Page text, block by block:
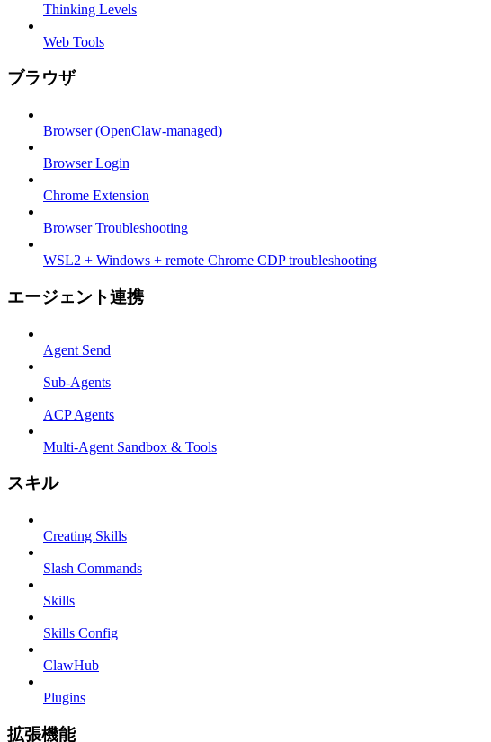
Thinking Levels
Web Tools
ブラウザ
Browser (OpenClaw-managed)
Browser Login
Chrome Extension
Browser Troubleshooting
WSL2 + Windows + remote Chrome CDP troubleshooting
エージェント連携
Agent Send
Sub-Agents
ACP Agents
Multi-Agent Sandbox & Tools
スキル
Creating Skills
Slash Commands
Skills
Skills Config
ClawHub
Plugins
拡張機能